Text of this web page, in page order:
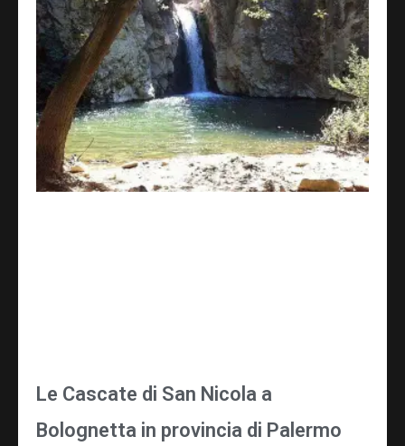
Le Cascate di San Nicola a
Bolognetta in provincia di Palermo